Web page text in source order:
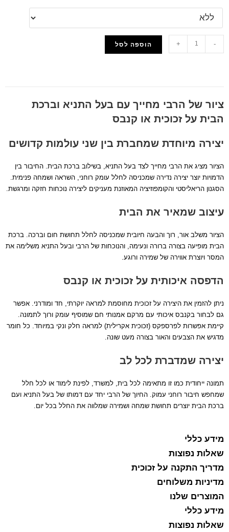
-
+ הוספה לסל
ציור של הרבי מחייך עם בעל התניא וברכת
הבית על זכוכית או קנבס
יצירה מיוחדת שמחברת בין שני עולמות קדושים
הציור מציג את הרבי מחייך לצד בעל התניא, בשילוב ברכת הבית. החיבור בין
הדמויות יוצר יצירה נדירה שמכניסה לחלל עומק רוחני, השראה ושמחה פנימית.
הסגנון הריאליסטי והקומפוזיציה המאוזנת מעניקים ליצירה נוכחות חזקה ומרגשת.
עיצוב שמאיר את הבית
הציור משלב אור, רוך והבעה חיובית שמכניסה לחלל תחושת חום וברכה. ברכת
הבית מופיעה בצורה ברורה ונעימה, והנוכחות של הרבי ובעל התניא משלימה את
המסר ויוצרת אווירה של שמירה ורוגע.
הדפסה איכותית על זכוכית או קנבס
ניתן להזמין את היצירה על זכוכית מחוסמת למראה יוקרתי, חד ומודרני. אפשר
גם לבחור בקנבס איכותי עם מרקם אמנותי חם שמוסיף עומק ורוך לתמונה.
קיימת אפשרות לפרספקס (זכוכית אקרילית) למראה חלק ונקי במיוחד. כל חומר
מדגיש את הצבעים והאור בצורה מעט שונה.
יצירה שמדברת לכל לב
תמונה ייחודית כמו זו מתאימה לכל בית, למשרד, לפינת לימוד או לכל חלל
שמחפש חיבור רוחני עמוק. החיוך של הרבי יחד עם דמותו של בעל התניא ועם
ברכת הבית יוצרים תחושת שמחה ושמירה שמלווה את החלל בכל יום.
מידע כללי
שאלות נפוצות
מדריך התקנה על זכוכית
מדיניות משלוחים
המוצרים שלנו
מידע כללי
שאלות נפוצות